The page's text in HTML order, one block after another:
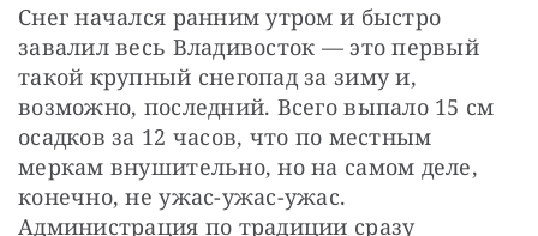
Снег начался ранним утром и быстро
завалил весь Владивосток — это первый
такой крупный снегопад за зиму и,
возможно, последний. Всего выпало 15 см
осадков за 12 часов, что по местным
меркам внушительно, но на самом деле,
конечно, не ужас-ужас-ужас.
Администрация по традиции сразу